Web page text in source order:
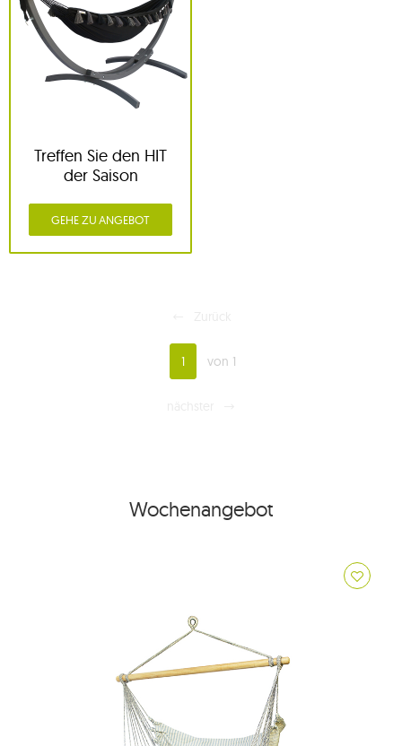
Treffen Sie den HIT
der Saison
GEHE ZU ANGEBOT
1 von 1
Wochenangebot